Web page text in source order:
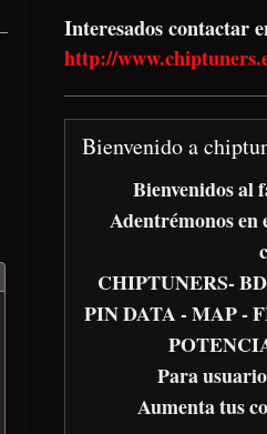
Interesados contactar
http://
Bienvenido a
Bienvenidos al
Adentrémonos en
CHIPTUNERS-
PIN DATA - MAP -
Para
Aumenta tus